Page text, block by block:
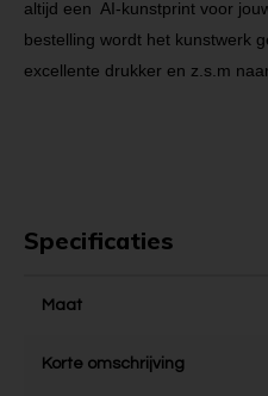
altijd een AI-kunstprint voor
bestelling wordt het kunstwerk
excellente drukker en z.s.m
Specificaties
Maat
Korte omschrijving